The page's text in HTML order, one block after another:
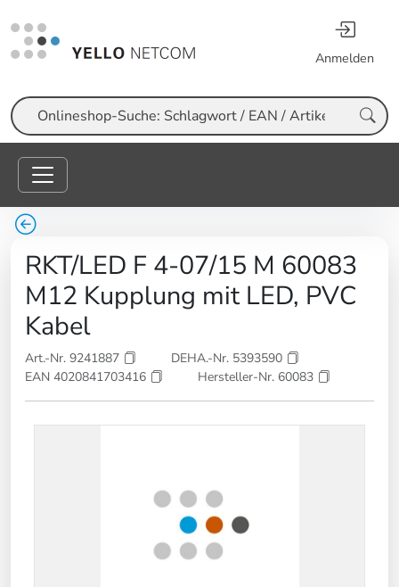
Anmelden
Suche
RKT/LED F 4-07/15 M 60083
M12 Kupplung mit LED, PVC
Kabel
Art.-Nr. 9241887
DEHA.-Nr. 5393590
EAN 4020841703416
Hersteller-Nr. 60083